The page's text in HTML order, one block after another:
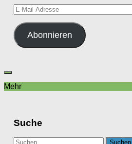
E-
Mail-
Adresse
Abonnieren
Mehr
Suche
Suchen